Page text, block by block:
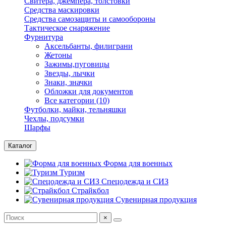
Средства маскировки
Средства самозащиты и самообороны
Тактическое снаряжение
Фурнитура
Аксельбанты, филиграни
Жетоны
Зажимы,пуговицы
Звезды, лычки
Знаки, значки
Обложки для документов
Все категории (10)
Футболки, майки, тельняшки
Чехлы, подсумки
Шарфы
Каталог
Форма для военных
Туризм
Спецодежда и СИЗ
Страйкбол
Сувенирная продукция
×